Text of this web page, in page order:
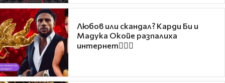
Любов или скандал? Карди Би и
Мадука Окойе разпалиха
интернет❤️‍🔥🔥